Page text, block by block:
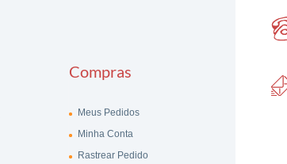
Compras
Meus Pedidos
Minha Conta
Rastrear Pedido